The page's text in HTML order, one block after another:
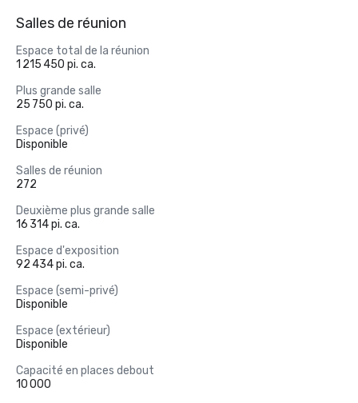
Salles de réunion
Espace total de la réunion
1 215 450 pi. ca.
Plus grande salle
25 750 pi. ca.
Espace (privé)
Disponible
Salles de réunion
272
Deuxième plus grande salle
16 314 pi. ca.
Espace d'exposition
92 434 pi. ca.
Espace (semi-privé)
Disponible
Espace (extérieur)
Disponible
Capacité en places debout
10 000